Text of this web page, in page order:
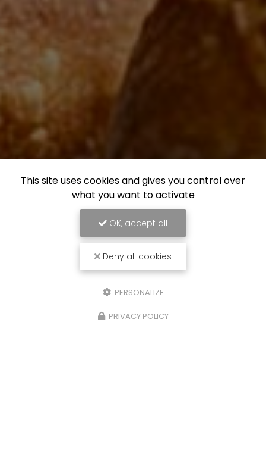
This site uses cookies and gives you control over
what you want to activate
OK, accept all
Deny all cookies
PERSONALIZE
PRIVACY POLICY